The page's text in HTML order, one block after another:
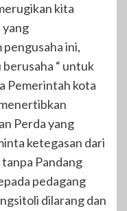
kita
yang
ini,
berusaha “ untuk
Pemerintah kota
Perda yang
ketegasan dari
Pandang
pedagang
dilarang dan